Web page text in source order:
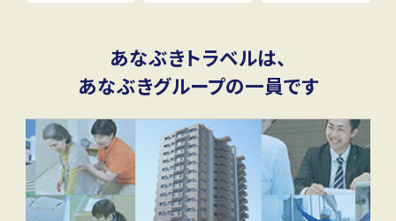
あなぶきトラベルは、
あなぶきグループの一員です